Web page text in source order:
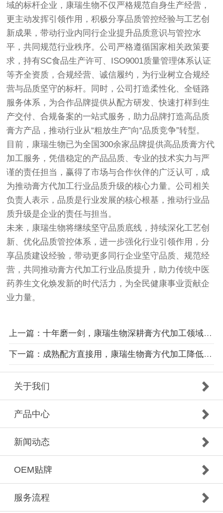
域的标杆企业，康瑞生物不仅严格规范自身生产经营，
更主动发挥引领作用，积极分享品质管控经验与工艺创
新成果，带动行业内同行企业提升品质意识与管控水
平，共同规范行业秩序。公司严格遵循国家相关政策要
求，持有SC食品生产许可、ISO9001质量管理体系认证
等齐全资质，合规经营、诚信履约，为行业树立合规经
营与品质坚守的标杆。同时，公司打造柔性化、全链路
服务体系，为合作品牌提供从配方研发、快速打样到生
产交付、合规备案的一站式服务，助力品牌打造高品质
膏方产品，推动行业从“粗放生产”向“品质竞争”转型。
目前，康瑞生物已为全国300余家品牌提供高品质膏方代
加工服务，凭借稳定的产品品质、专业的技术实力与严
谨的责任担当，赢得了市场与合作伙伴的广泛认可，成
为推动膏方代加工行业品质升级的核心力量。公司相关
负责人表示，品质是行业发展的核心根基，推动行业品
质升级是企业的责任与担当。
未来，康瑞生物将继续坚守品质底线，持续深化工艺创
新、优化品质管控体系，进一步强化行业引领作用，分
享品质建设经验，带动更多同行企业坚守品质、规范经
营，共同推动膏方代加工行业品质提升，助力传统中医
药养生文化焕发新的时代活力，为全民健康事业贡献企
业力量。
上一篇：十年磨一剑，康瑞生物深耕膏方代加工领域成绩斐然
下一篇：成熟配方直接用，康瑞生物膏方代加工降低品牌试错成本
关于我们
产品中心
新闻动态
OEM贴牌
服务流程